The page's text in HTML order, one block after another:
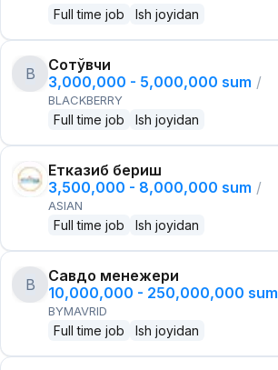
Full time job Ish joyidan
B
Сотўвчи
3,000,000 - 5,000,000 sum /
BLACKBERRY
Full time job Ish joyidan
Етказиб бериш
3,500,000 - 8,000,000 sum /
ASIAN
Full time job Ish joyidan
B
Савдо менежери
10,000,000 - 250,000,000 sum
BYMAVRID
Full time job Ish joyidan